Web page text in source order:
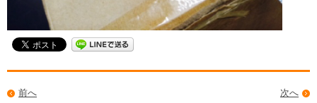
次へ
前へ